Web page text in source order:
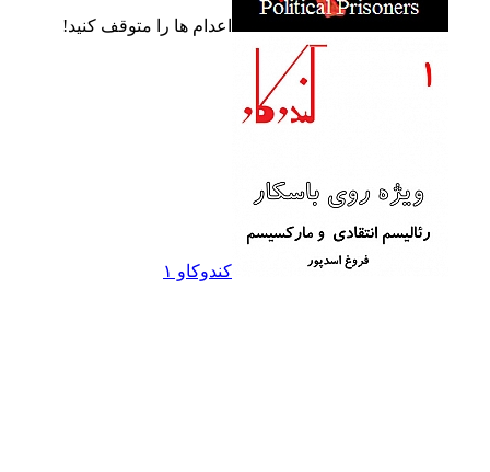
اعدام ها را متوقف کنيد!
کندوکاو ۱